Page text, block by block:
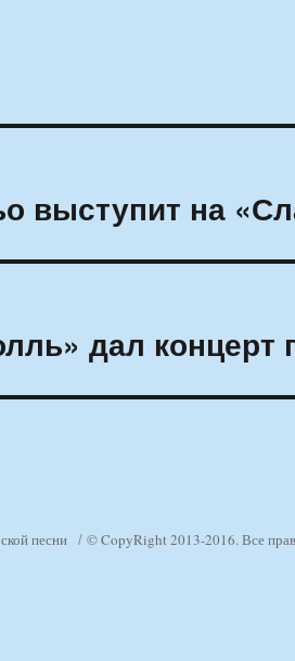
выступит на
дал концерт
песни © CopyRight 2013-2016. Все